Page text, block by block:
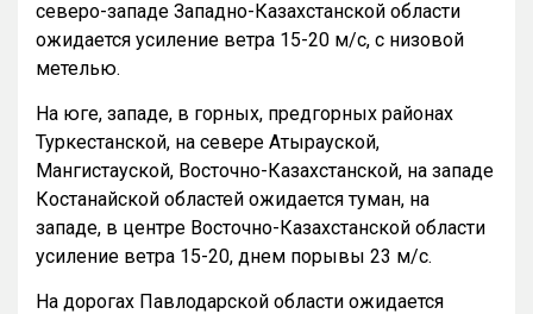
северо-западе Западно-Казахстанской области
ожидается усиление ветра 15-20 м/с, с низовой
метелью.
На юге, западе, в горных, предгорных районах
Туркестанской, на севере Атырауской,
Мангистауской, Восточно-Казахстанской, на западе
Костанайской областей ожидается туман, на
западе, в центре Восточно-Казахстанской области
усиление ветра 15-20, днем порывы 23 м/с.
На дорогах Павлодарской области ожидается